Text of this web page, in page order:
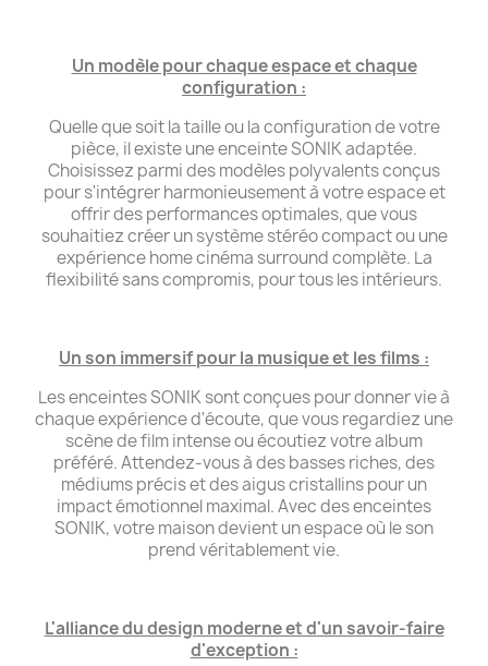
Un modèle pour chaque espace et chaque
configuration :
Quelle que soit la taille ou la configuration de votre
pièce, il existe une enceinte SONIK adaptée.
Choisissez parmi des modèles polyvalents conçus
pour s'intégrer harmonieusement à votre espace et
offrir des performances optimales, que vous
souhaitiez créer un système stéréo compact ou une
expérience home cinéma surround complète. La
flexibilité sans compromis, pour tous les intérieurs.
Un son immersif pour la musique et les films :
Les enceintes SONIK sont conçues pour donner vie à
chaque expérience d'écoute, que vous regardiez une
scène de film intense ou écoutiez votre album
préféré. Attendez-vous à des basses riches, des
médiums précis et des aigus cristallins pour un
impact émotionnel maximal. Avec des enceintes
SONIK, votre maison devient un espace où le son
prend véritablement vie.
L'alliance du design moderne et d'un savoir-faire
d'exception :